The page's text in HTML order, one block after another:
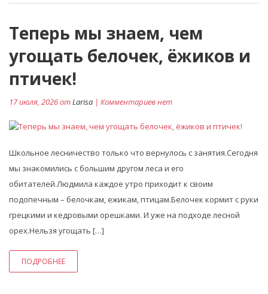
Теперь мы знаем, чем
угощать белочек, ёжиков и
птичек!
17 июля, 2026 отLarisa | Комментариев нет
Школьное лесничество только что вернулось с занятия.Сегодня
мы знакомились с большим другом леса и его
обитателей.Людмила каждое утро приходит к своим
подопечным – белочкам, ежикам, птицам.Белочек кормит с руки
грецкими и кедровыми орешками. И уже на подходе лесной
орех.Нельзя угощать […]
ПОДРОБНЕЕ